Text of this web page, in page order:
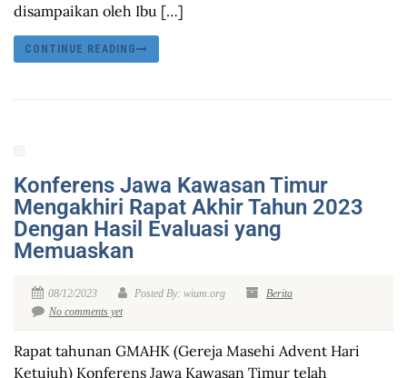
disampaikan oleh Ibu […]
CONTINUE READING
Konferens Jawa Kawasan Timur
Mengakhiri Rapat Akhir Tahun 2023
Dengan Hasil Evaluasi yang
Memuaskan
08/12/2023 Posted By: wium.org
Berita
No comments yet
Rapat tahunan GMAHK (Gereja Masehi Advent Hari
Ketujuh) Konferens Jawa Kawasan Timur telah